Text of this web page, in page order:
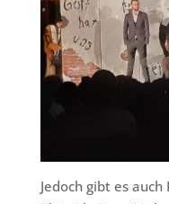
Jedoch gibt es